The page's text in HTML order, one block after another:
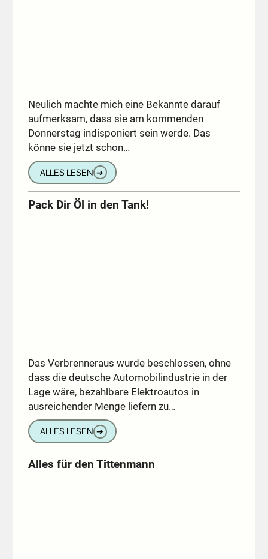
Neulich machte mich eine Bekannte darauf
aufmerksam, dass sie am kommenden
Donnerstag indisponiert sein werde. Das
könne sie jetzt schon…
ALLES LESEN ➔
Pack Dir Öl in den Tank!
Das Verbrenneraus wurde beschlossen, ohne
dass die deutsche Automobilindustrie in der
Lage wäre, bezahlbare Elektroautos in
ausreichender Menge liefern zu…
ALLES LESEN ➔
Alles für den Tittenmann